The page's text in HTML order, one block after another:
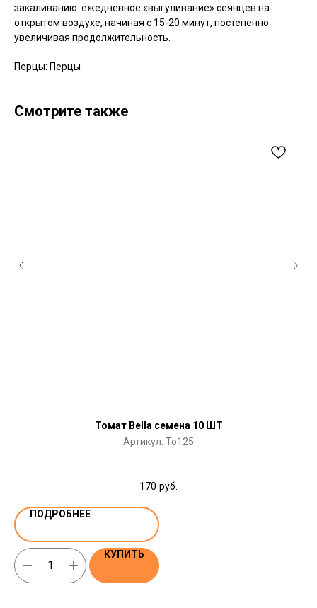
закаливанию: ежедневное «выгуливание» сеянцев на
открытом воздухе, начиная с 15-20 минут, постепенно
увеличивая продолжительность.
Перцы: Перцы
Смотрите также
Томат Bella семена 10 ШТ
Артикул: To125
170 руб.
ПОДРОБНЕЕ
КУПИТЬ